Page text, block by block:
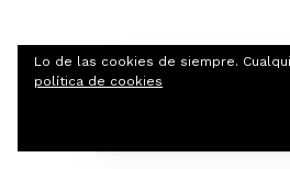
Lo de las cookies de siempre.
política de cookiesThank you for